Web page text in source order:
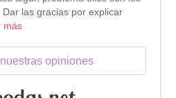
las gracias por explicar
más
opiniones